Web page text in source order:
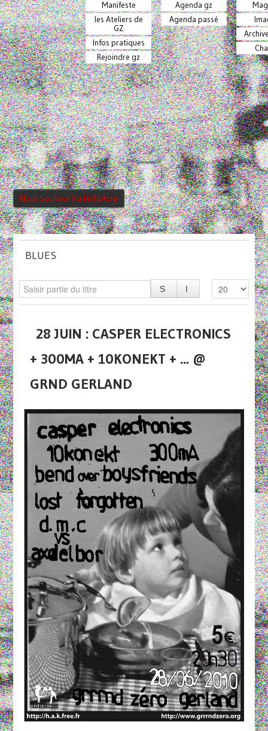
Manifeste
les Ateliers de
GZ
Infos pratiques
Rejoindre gz
Agenda gz
Agenda passé
Nous Soutenir Via HelloAsso
BLUES
28 JUIN : CASPER ELECTRONICS
+ 300MA + 10KONEKT + ... @
GRND GERLAND